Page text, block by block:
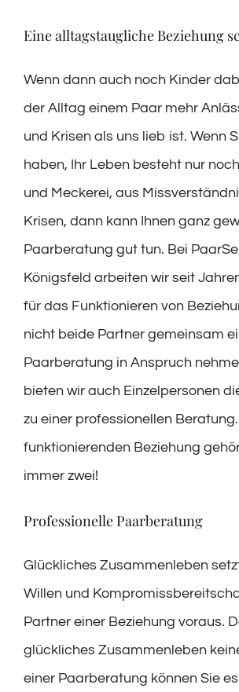
Eine alltagstaugliche Beziehung
Wenn dann auch noch Kinder
der Alltag einem Paar mehr
und Krisen als uns lieb ist. Wenn
haben, Ihr Leben besteht nur
und Meckerei, aus
Krisen, dann kann Ihnen ganz
Paarberatung gut tun. Bei
Königsfeld arbeiten wir seit
für das Funktionieren von
nicht beide Partner gemeinsam
Paarberatung in Anspruch
bieten wir auch Einzelpersonen
zu einer professionellen
funktionierenden Beziehung
immer zwei!
Professionelle Paarberatung
Glückliches Zusammenleben
Willen und
Partner einer Beziehung voraus.
glückliches Zusammenleben
einer Paarberatung können Sie